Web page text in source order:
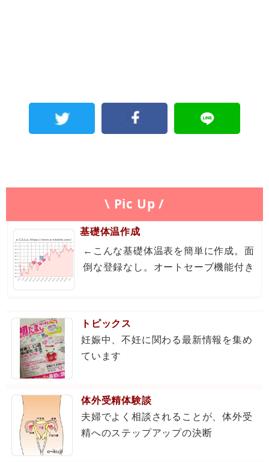
\ Pic Up /
基礎体温作成
←こんな基礎体温表を簡単に作成。面
倒な登録なし。オートセーブ機能付き
トピックス
妊娠中、不妊に関わる最新情報を集め
ています
体外受精体験談
夫婦でよく相談されることが、体外受
精へのステップアップの決断